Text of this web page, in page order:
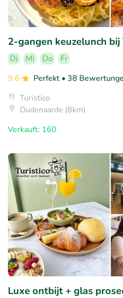
2-gangen keuzelunch bij
Di Mi Do
Fr
9.6
Perfekt • 38
Turistico
Oudenaarde (8km)
Verkauft: 160
Luxe ontbijt + glas